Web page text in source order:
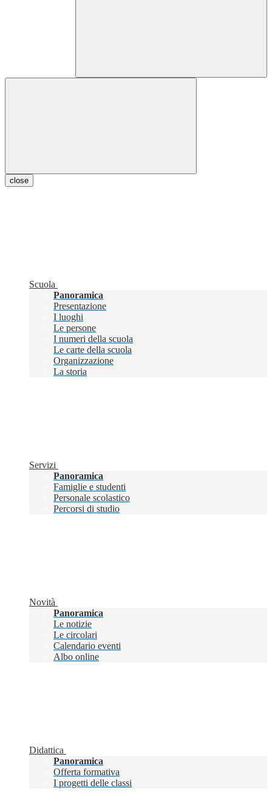
close
Scuola
Panoramica
Presentazione
I luoghi
Le persone
I numeri della scuola
Le carte della scuola
Organizzazione
La storia
Servizi
Panoramica
Famiglie e studenti
Personale scolastico
Percorsi di studio
Novità
Panoramica
Le notizie
Le circolari
Calendario eventi
Albo online
Didattica
Panoramica
Offerta formativa
I progetti delle classi